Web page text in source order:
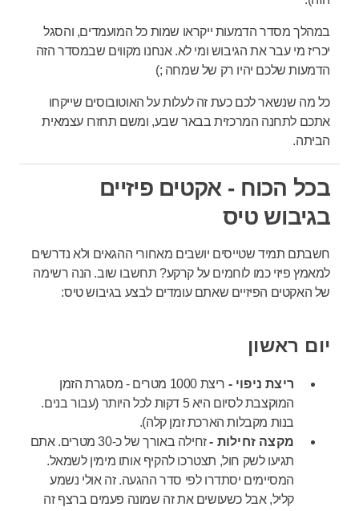
במהלך מסדר הדמעות ייקראו שמות כל המועמדים, והסגל
יכריז מי עבר את הגיבוש ומי לא. אנחנו מקווים שבמסדר הזה
הדמעות שלכם יהיו רק של שמחה ;)
כל מה שנשאר לכם כעת זה לעלות על האוטובוסים שייקחו
אתכם לתחנה המרכזית בבאר שבע, ומשם תחזרו עצמאית
הביתה.
בכל הכוח - אקטים פיזיים
בגיבוש טיס
חשבתם תמיד שטייסים יושבים מאחורי ההגאים ולא נדרשים
למאמץ פיזי כמו לוחמים על קרקע? תחשבו שוב. הנה רשימה
של האקטים הפיזיים שאתם עומדים לבצע בגיבוש טיס:
יום ראשון
ריצת ניפוי -
ריצת 1000 מטרים - מסגרת הזמן
המוקצבת לסיום היא 5 דקות לכל היותר (עבור בנים.
בנות מקבלות הארכת זמן קלה).
מקצה זחילות -
זחילה באורך של כ-30 מטרים. אתם
תגיעו לשק חול, תצטרכו להקיף אותו מימין לשמאל.
המסיימים יסתדרו לפי סדר ההגעה. זה אולי נשמע
קליל, אבל כשעושים את זה שמונה פעמים ברצף זה